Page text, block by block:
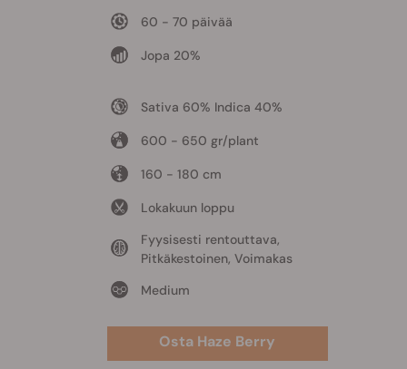
60 - 70 päivää
Jopa 20%
Sativa 60% Indica 40%
600 - 650 gr/plant
160 - 180 cm
Lokakuun loppu
Fyysisesti rentouttava,
Pitkäkestoinen, Voimakas
Medium
Osta Haze Berry